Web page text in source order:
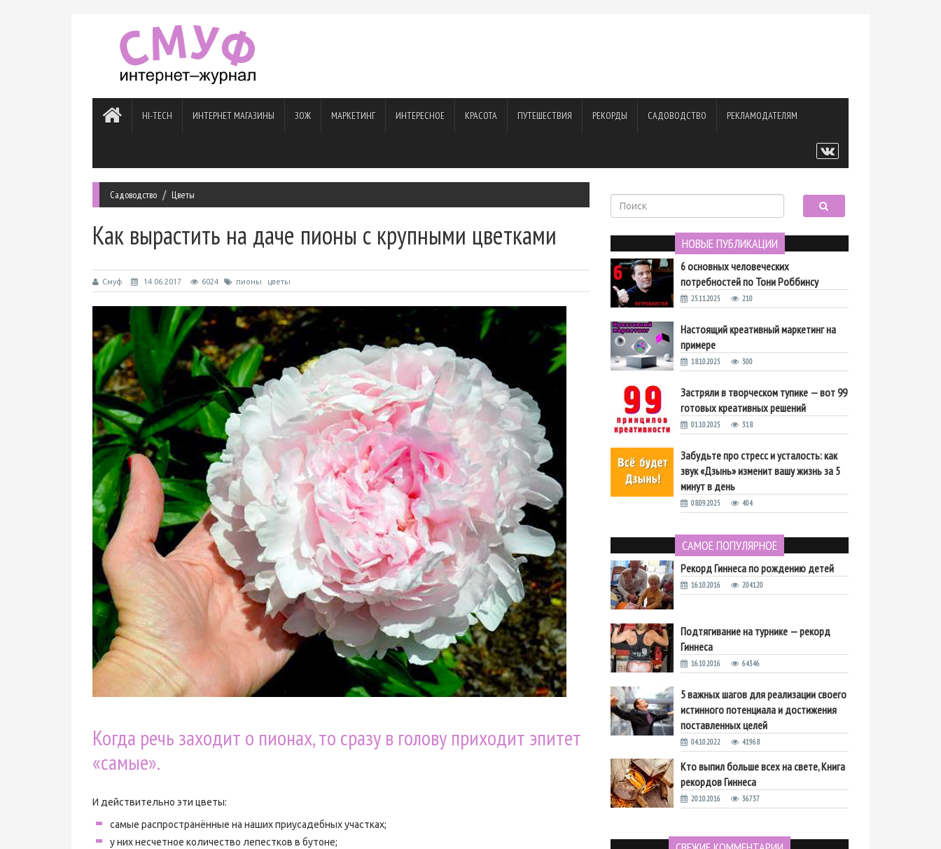
HI-TECH ИНТЕРНЕТ МАГАЗИНЫ ЗОЖ МАРКЕТИНГ ИНТЕРЕСНОЕ КРАСОТА ПУТЕШЕСТВИЯ РЕКОРДЫ САДОВОДСТВО РЕКЛАМОДАТЕЛЯМ
Садоводство Цветы
Как вырастить на даче пионы с крупными цветками
Смуф 14.06.2017 6024 пионы цветы
Когда речь заходит о пионах, то сразу в голову приходит эпитет
«самые».
И действительно эти цветы:
самые распространённые на наших приусадебных участках;
у них несчетное количество лепестков в бутоне;
НОВЫЕ ПУБЛИКАЦИИ
6 основных человеческих
потребностей по Тони Роббинсу
25.11.2025 210
Настоящий креативный маркетинг на
примере
18.10.2025 300
Застряли в творческом тупике — вот 99
готовых креативных решений
01.10.2025 318
Забудьте про стресс и усталость: как
звук «Дзынь» изменит вашу жизнь за 5
минут в день
08.09.2025 404
САМОЕ ПОПУЛЯРНОЕ
Рекорд Гиннеса по рождению детей
16.10.2016 204120
Подтягивание на турнике — рекорд
Гиннеса
16.10.2016 64346
5 важных шагов для реализации своего
истинного потенциала и достижения
поставленных целей
04.10.2022 41968
Кто выпил больше всех на свете, Книга
рекордов Гиннеса
20.10.2016 36737